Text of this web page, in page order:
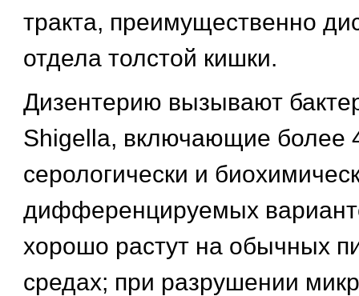
тракта, преимущественно
отдела толстой кишки.
Дизентерию вызывают
Shigella, включающие более
серологически и
дифференцируемых
хорошо растут на обычных
средах; при разрушении